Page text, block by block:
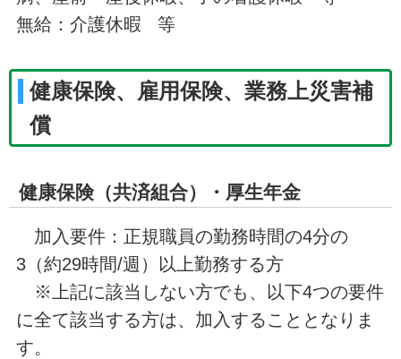
無給：介護休暇 等
健康保険、雇用保険、業務上災害補
償
健康保険（共済組合）・厚生年金
加入要件：正規職員の勤務時間の4分の
3（約29時間/週）以上勤務する方
※上記に該当しない方でも、以下4つの要件
に全て該当する方は、加入することとなりま
す。